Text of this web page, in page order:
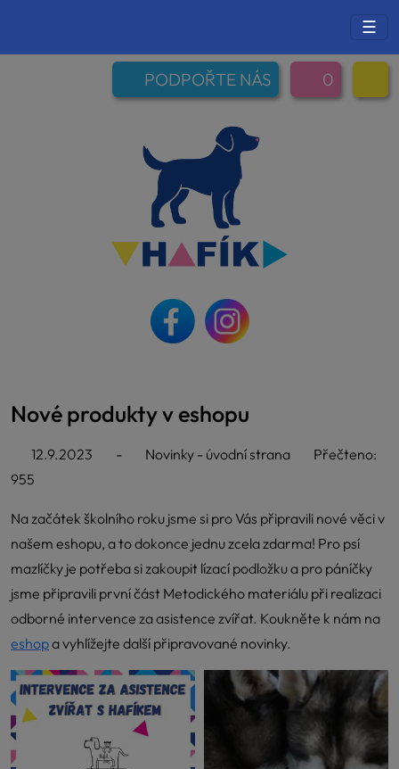
☰
PODPOŘTE NÁS 0
Nové produkty v eshopu
12.9.2023 - Novinky - úvodní strana
Přečteno:
955
Na začátek školního roku jsme si pro Vás připravili nové věci v
našem eshopu, a to dokonce jednu zcela zdarma! Pro psí
mazlíčky je potřeba si zakoupit lízací podložku a pro páníčky
jsme připravili první část Metodického materiálu při realizaci
odborné intervence za asistence zvířat. Koukněte k nám na
eshopa vyhlížejte další připravované novinky.